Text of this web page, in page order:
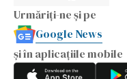
Urmăriți-ne și pe
Google News
și în aplicațiile mobile